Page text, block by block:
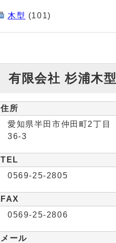
木型 (101)
有限会社 杉浦木型
住所
愛知県半田市仲田町2丁目
36-3
TEL
0569-25-2805
FAX
0569-25-2806
メール